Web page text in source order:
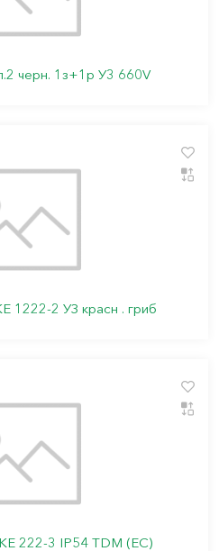
черн. 1з+1р У3 660V
1222-2 УЗ красн . гриб
222-3 IP54 TDM (ЕС)